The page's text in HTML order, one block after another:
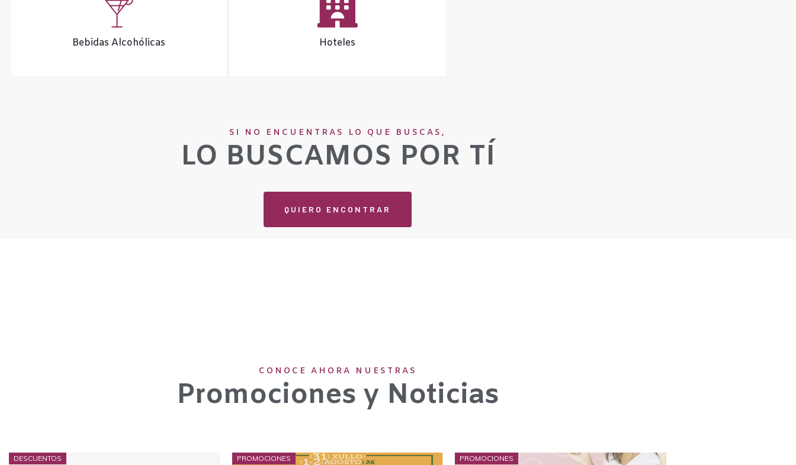
Bebidas Alcohólicas Hoteles
SI NO ENCUENTRAS LO QUE BUSCAS,
LO BUSCAMOS POR TÍ
QUIERO ENCONTRAR
CONOCE AHORA NUESTRAS
Promociones y Noticias
DESCUENTOS PROMOCIONES PROMOCIONES